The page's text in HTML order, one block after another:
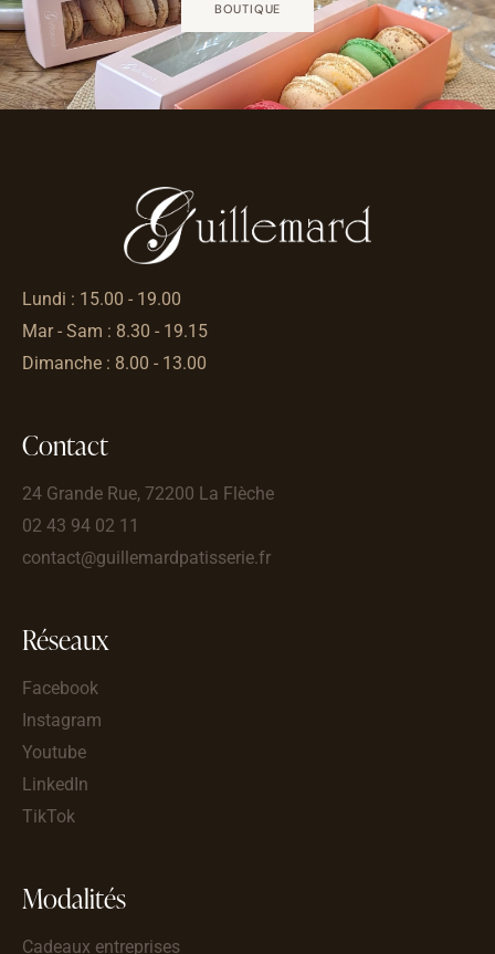
BOUTIQUE
Lundi : 15.00 - 19.00
Mar - Sam : 8.30 - 19.15
Dimanche : 8.00 - 13.00
Contact
24 Grande Rue, 72200 La Flèche
02 43 94 02 11
contact@guillemardpatisserie.fr
Réseaux
Facebook
Instagram
Youtube
LinkedIn
TikTok
Modalités
Cadeaux entreprises